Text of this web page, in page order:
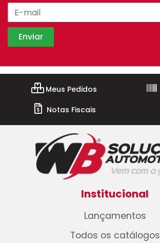
Meus Pedidos
Notas Fiscais
Institucional
Lançamentos
Todos os catálogos